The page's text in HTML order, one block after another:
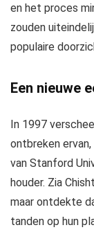
en het proces
zouden
populaire
Een nieuwe
In 1997
ontbreken
van Stanford
houder. Zia
maar ontdekte
tanden op hun